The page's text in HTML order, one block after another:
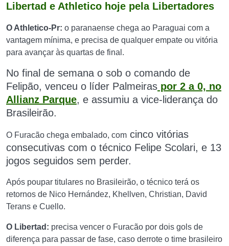
Libertad e Athletico hoje pela Libertadores
O Athletico-Pr: o paranaense chega ao Paraguai com a
vantagem mínima, e precisa de qualquer empate ou vitória
para avançar às quartas de final.
No final de semana o sob o comando de
Felipão, venceu o líder Palmeiras por 2 a 0, no
Allianz Parque, e assumiu a vice-liderança do
Brasileirão.
O Furacão chega embalado, com cinco vitórias
consecutivas com o técnico Felipe Scolari, e 13
jogos seguidos sem perder.
Após poupar titulares no Brasileirão, o técnico terá os
retornos de Nico Hernández, Khellven, Christian, David
Terans e Cuello.
O Libertad: precisa vencer o Furacão por dois gols de
diferença para passar de fase, caso derrote o time brasileiro